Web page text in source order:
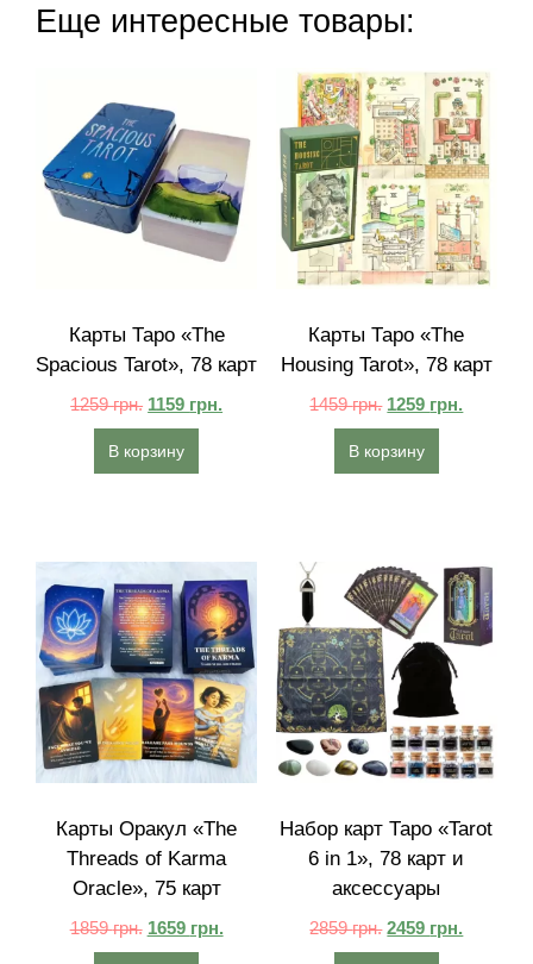
Еще интересные товары:
Карты Таро «The
Spacious Tarot», 78 карт
1259грн. 1159 грн.
В корзину
Карты Таро «The
Housing Tarot», 78 карт
1459грн. 1259 грн.
В корзину
Карты Оракул «The
Threads of Karma
Oracle», 75 карт
1859грн. 1659 грн.
Набор карт Таро «Tarot
6 in 1», 78 карт и
аксессуары
2859грн. 2459 грн.